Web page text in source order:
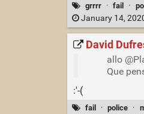
grrrr · fail ·
January 14,
David
allo
Que
:'-(
fail · police ·